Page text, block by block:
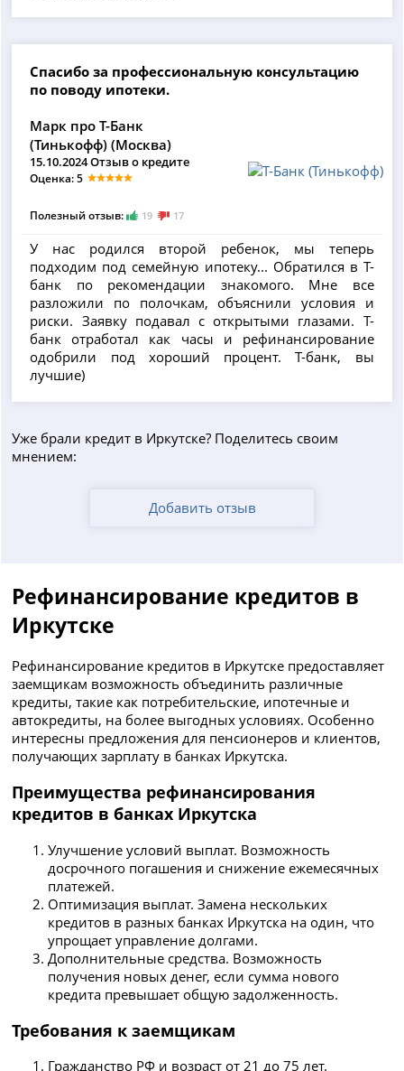
Спасибо за профессиональную консультацию
по поводу ипотеки.
Марк про Т-Банк
(Тинькофф) (Москва)
15.10.2024 Отзыв о кредите
Оценка: 5
Полезный отзыв: 19 17
У нас родился второй ребенок, мы теперь
подходим под семейную ипотеку... Обратился в Т-
банк по рекомендации знакомого. Мне все
разложили по полочкам, объяснили условия и
риски. Заявку подавал с открытыми глазами. Т-
банк отработал как часы и рефинансирование
одобрили под хороший процент. Т-банк, вы
лучшие)
Уже брали кредит в Иркутске? Поделитесь своим
мнением:
Добавить отзыв
Рефинансирование кредитов в
Иркутске
Рефинансирование кредитов в Иркутске предоставляет
заемщикам возможность объединить различные
кредиты, такие как потребительские, ипотечные и
автокредиты, на более выгодных условиях. Особенно
интересны предложения для пенсионеров и клиентов,
получающих зарплату в банках Иркутска.
Преимущества рефинансирования
кредитов в банках Иркутска
Улучшение условий выплат. Возможность
досрочного погашения и снижение ежемесячных
платежей.
Оптимизация выплат. Замена нескольких
кредитов в разных банках Иркутска на один, что
упрощает управление долгами.
Дополнительные средства. Возможность
получения новых денег, если сумма нового
кредита превышает общую задолженность.
Требования к заемщикам
Гражданство РФ и возраст от 21 до 75 лет.